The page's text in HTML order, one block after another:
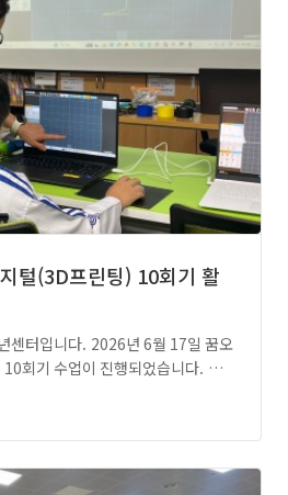
털(3D프린팅) 10회기 활
년 6월 17일 꿈오
회기 수업이 진행되었습니다. …